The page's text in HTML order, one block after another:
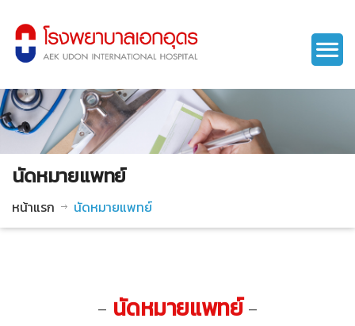
นัดหมายแพทย์
หน้าแรก นัดหมายแพทย์
- นัดหมายแพทย์-